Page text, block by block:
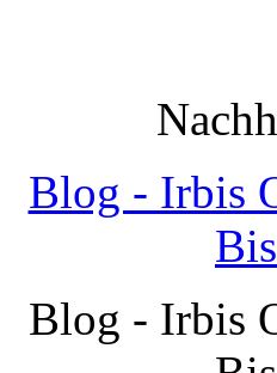
Blog - Irbis
Blog - Irbis